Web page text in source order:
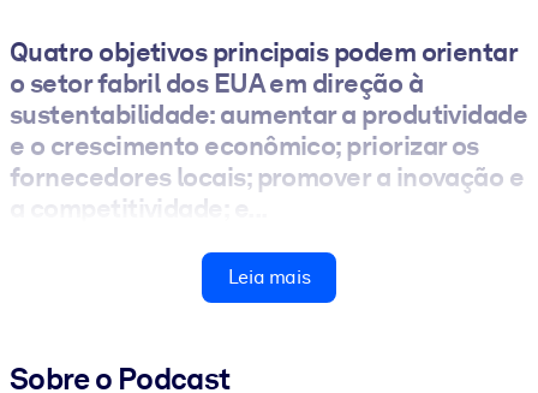
Quatro objetivos principais podem orientar
o setor fabril dos EUA em direção à
sustentabilidade: aumentar a produtividade
e o crescimento econômico; priorizar os
fornecedores locais; promover a inovação e
a competitividade; e...
Leia mais
Sobre o Podcast